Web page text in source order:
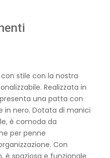
stile con la nostra
Realizzata in
una patta con
in nero. Dotata di manici
è comoda da
per penne
Con
è spaziosa e funzionale